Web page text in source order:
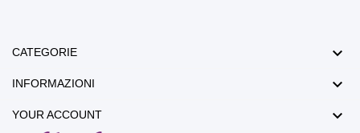
CATEGORIE 
INFORMAZIONI 
YOUR ACCOUNT 